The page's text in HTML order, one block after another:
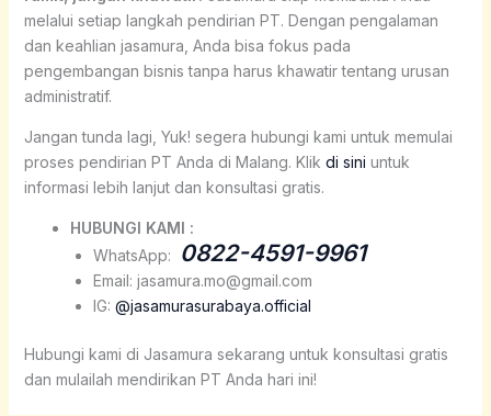
melalui setiap langkah pendirian PT. Dengan pengalaman
dan keahlian jasamura, Anda bisa fokus pada
pengembangan bisnis tanpa harus khawatir tentang urusan
administratif.
Jangan tunda lagi, Yuk! segera hubungi kami untuk memulai
proses pendirian PT Anda di Malang. Klik di sini untuk
informasi lebih lanjut dan konsultasi gratis.
HUBUNGI KAMI :
WhatsApp:
0822-4591-9961
Email: jasamura.mo@gmail.com
IG: @jasamurasurabaya.official
Hubungi kami di Jasamura sekarang untuk konsultasi gratis
dan mulailah mendirikan PT Anda hari ini!